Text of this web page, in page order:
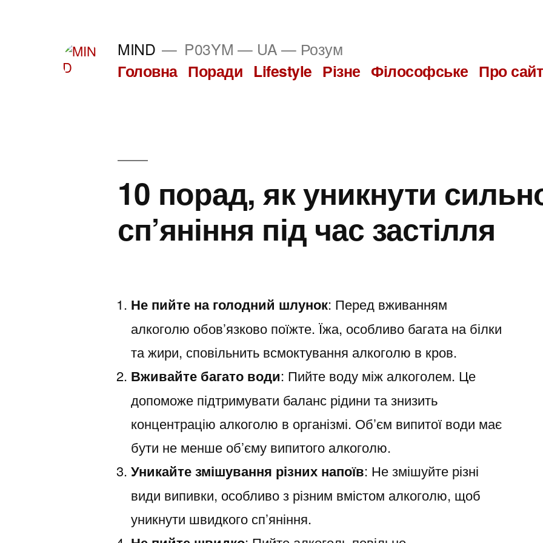
MIND P03YM — UA — Розум
Головна Поради Lifestyle Різне Філософське Про сайт
10 порад, як уникнути
сп’яніння під час застілля
Не пийте на голодний шлунок: Перед вживанням
алкоголю обов’язково поїжте. Їжа, особливо багата на білки
та жири, сповільнить всмоктування алкоголю в кров.
Вживайте багато води: Пийте воду між алкоголем. Це
допоможе підтримувати баланс рідини та знизить
концентрацію алкоголю в організмі. Об’єм випитої води має
бути не менше об’єму випитого алкоголю.
Уникайте змішування різних напоїв: Не змішуйте різні
види випивки, особливо з різним вмістом алкоголю, щоб
уникнути швидкого сп’яніння.